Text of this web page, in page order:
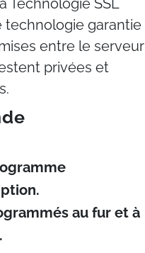
Technologie SSL
technologie garantie
entre le serveur
privées et
au fur et à